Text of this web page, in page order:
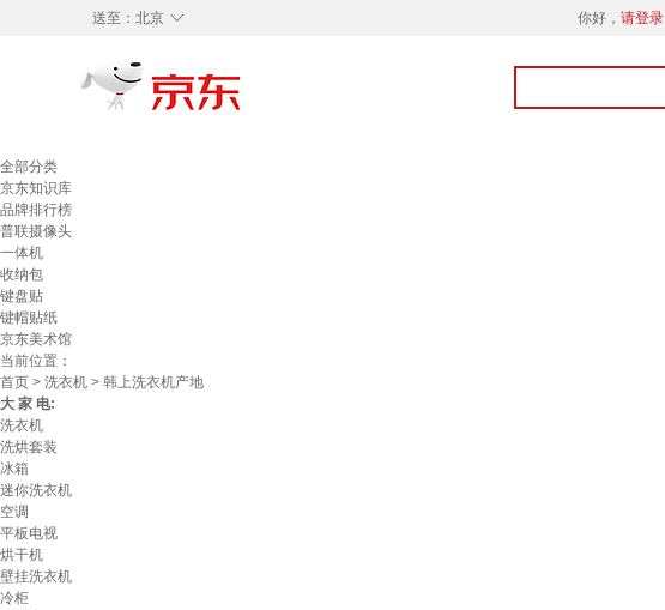
◇
送至： 北京 你好， 请登录
全部分类
京东知识库
品牌排行榜
普联摄像头
一体机
收纳包
键盘贴
键帽贴纸
京东美术馆
当前位置：
首页 > 洗衣机 > 韩上洗衣机产地
大 家 电:
洗衣机
洗烘套装
冰箱
迷你洗衣机
空调
平板电视
烘干机
壁挂洗衣机
冷柜